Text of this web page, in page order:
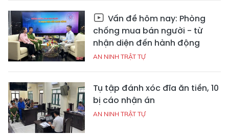
Vấn đề hôm nay: Phòng
chống mua bán người - từ
nhận diện đến hành động
AN NINH TRẬT TỰ
Tụ tập đánh xóc đĩa ăn tiền, 10
bị cáo nhận án
AN NINH TRẬT TỰ